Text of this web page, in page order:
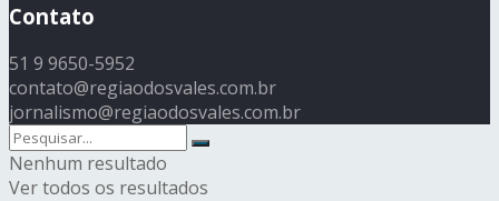
Contato
51 9 9650-5952
contato@regiaodosvales.com.br
jornalismo@regiaodosvales.com.br
Nenhum resultado
Ver todos os resultados